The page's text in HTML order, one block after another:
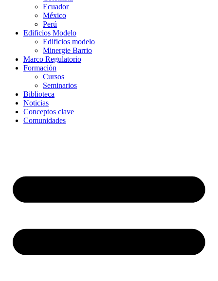
Ecuador
México
Perú
Edificios Modelo
Edificios modelo
Minergie Barrio
Marco Regulatorio
Formación
Cursos
Seminarios
Biblioteca
Noticias
Conceptos clave
Comunidades